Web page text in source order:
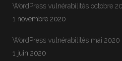
WordPress vulnérabilités octobre
1 novembre 2020
WordPress vulnérabilités mai 2020
1 juin 2020